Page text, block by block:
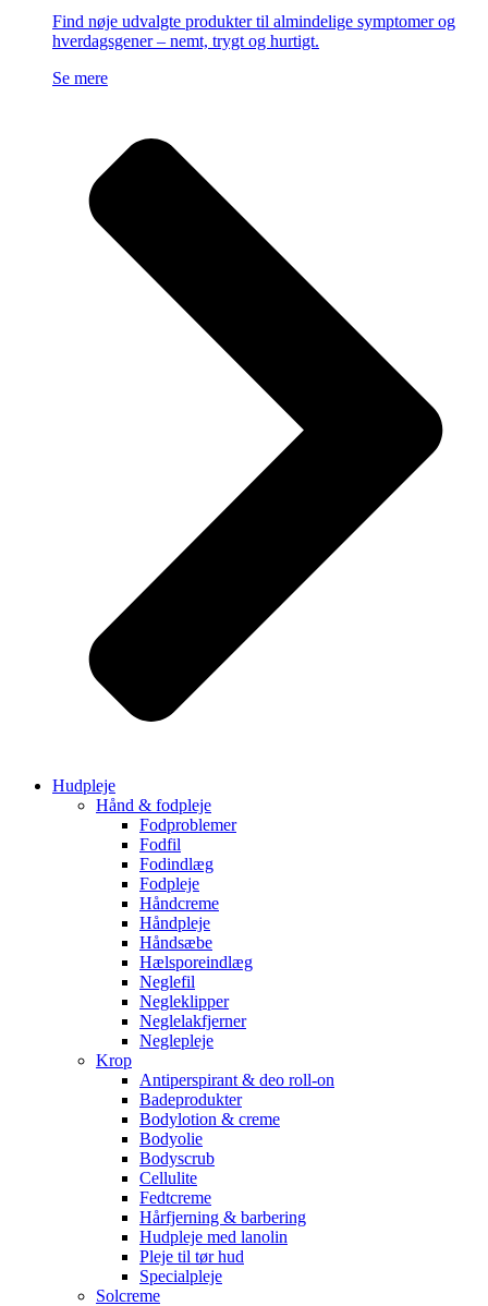
Find nøje udvalgte produkter til almindelige symptomer og
hverdagsgener – nemt, trygt og hurtigt.
Se mere
Hudpleje
Hånd & fodpleje
Fodproblemer
Fodfil
Fodindlæg
Fodpleje
Håndcreme
Håndpleje
Håndsæbe
Hælsporeindlæg
Neglefil
Negleklipper
Neglelakfjerner
Neglepleje
Krop
Antiperspirant & deo roll-on
Badeprodukter
Bodylotion & creme
Bodyolie
Bodyscrub
Cellulite
Fedtcreme
Hårfjerning & barbering
Hudpleje med lanolin
Pleje til tør hud
Specialpleje
Solcreme